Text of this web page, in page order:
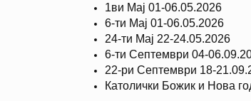
1ви Мај 01-06.05.2026
6-ти Мај 01-06.05.2026
24-ти Мај 22-24.05.2026
6-ти Септември 04-
22-ри Септември 18-
Католички Божик и Нова